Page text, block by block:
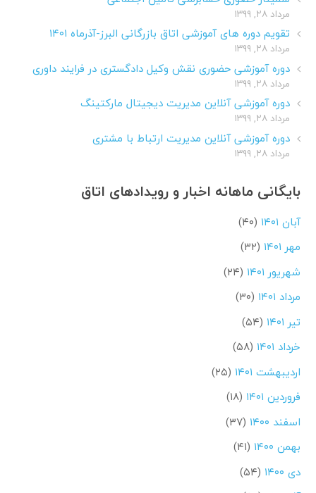
مرداد ۲۸, ۱۳۹۹
تقویم دوره های آموزشی اتاق بازرگانی البرز-آذرماه ۱۴۰۱
مرداد ۲۸, ۱۳۹۹
دوره آموزشی حضوری نقش وکیل دادگستری در فرایند داوری
مرداد ۲۸, ۱۳۹۹
دوره آموزشی آنلاین مدیریت دیجیتال مارکتینگ
مرداد ۲۸, ۱۳۹۹
دوره آموزشی آنلاین مدیریت ارتباط با مشتری
مرداد ۲۸, ۱۳۹۹
بایگانی ماهانه اخبار و رویدادهای اتاق
آبان ۱۴۰۱
(۴۰)
مهر ۱۴۰۱
(۳۲)
شهریور ۱۴۰۱
(۲۴)
مرداد ۱۴۰۱
(۳۰)
تیر ۱۴۰۱
(۵۴)
خرداد ۱۴۰۱
(۵۸)
اردیبهشت ۱۴۰۱
(۲۵)
فروردین ۱۴۰۱
(۱۸)
اسفند ۱۴۰۰
(۳۷)
بهمن ۱۴۰۰
(۴۱)
دی ۱۴۰۰
(۵۴)